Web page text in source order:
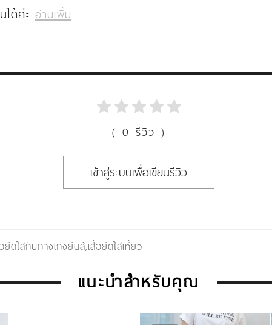
ด้ค่ะ อ่านเพิ่ม
( 0 รีวิว )
เข้าสู่ระบบเพื่อเขียนรีวิว
ยืดใส่กับกางเกงยีนส์,เสื้อยืดใส่เที่ยว
แนะนำสำหรับคุณ